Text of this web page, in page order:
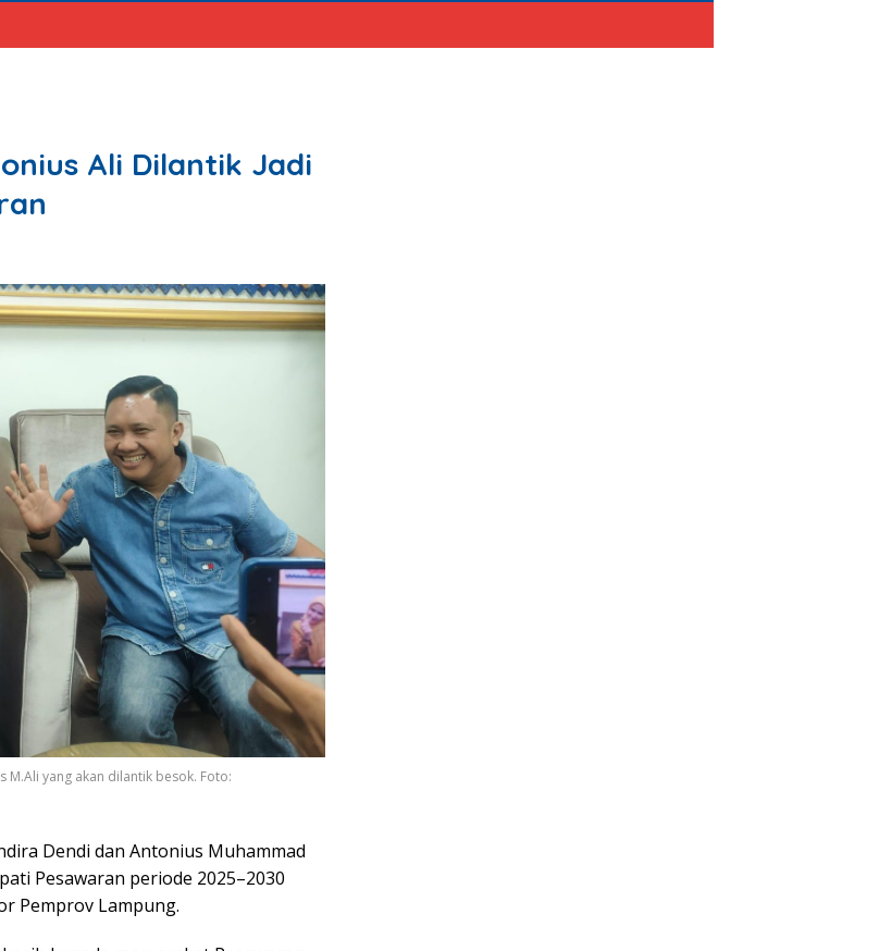
Ali Dilantik Jadi
yang akan dilantik besok. Foto:
Dendi dan Antonius Muhammad
Pesawaran periode 2025–2030
Pemprov Lampung.